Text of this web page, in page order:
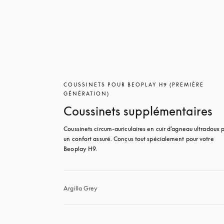
COUSSINETS POUR BEOPLAY H9 (PREMIÈRE
GÉNÉRATION)
Coussinets supplémentaires
Coussinets circum-auriculaires en cuir d’agneau ultradoux
un confort assuré. Conçus tout spécialement pour votre
Beoplay H9.
Argilla Grey